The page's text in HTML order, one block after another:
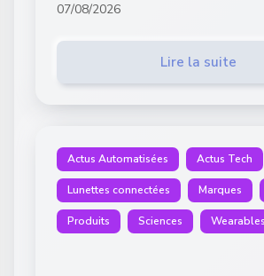
07/08/2026
Lire la suite
Actus Automatisées Actus Tech
Lunettes connectées Marques
Produits Sciences Wearables